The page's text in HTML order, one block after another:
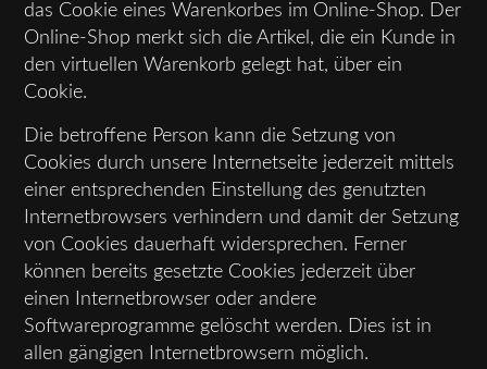
das Cookie eines Warenkorbes im Online-Shop. Der
Online-Shop merkt sich die Artikel, die ein Kunde in
den virtuellen Warenkorb gelegt hat, über ein
Cookie.
Die betroffene Person kann die Setzung von
Cookies durch unsere Internetseite jederzeit mittels
einer entsprechenden Einstellung des genutzten
Internetbrowsers verhindern und damit der Setzung
von Cookies dauerhaft widersprechen. Ferner
können bereits gesetzte Cookies jederzeit über
einen Internetbrowser oder andere
Softwareprogramme gelöscht werden. Dies ist in
allen gängigen Internetbrowsern möglich.